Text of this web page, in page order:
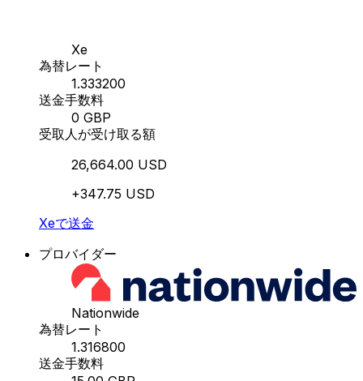
Xe
為替レート
1.333200
送金手数料
0 GBP
受取人が受け取る額
26,664.00 USD
+347.75 USD
Xeで送金
プロバイダー
Nationwide
為替レート
1.316800
送金手数料